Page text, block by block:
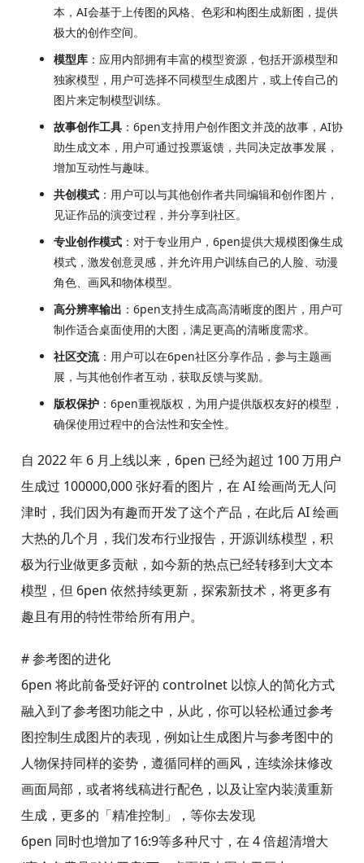
本，AI会基于上传图的风格、色彩和构图生成新图，提供
极大的创作空间。
模型库 ：应用内部拥有丰富的模型资源，包括开源模型和
独家模型，用户可选择不同模型生成图片，或上传自己的
图片来定制模型训练。
故事创作工具 ：6pen支持用户创作图文并茂的故事，AI协
助生成文本，用户可通过投票返馈，共同决定故事发展，
增加互动性与趣味。
共创模式 ：用户可以与其他创作者共同编辑和创作图片，
见证作品的演变过程，并分享到社区。
专业创作模式 ：对于专业用户，6pen提供大规模图像生成
模式，激发创意灵感，并允许用户训练自己的人脸、动漫
角色、画风和物体模型。
高分辨率输出 ：6pen支持生成高高清晰度的图片，用户可
制作适合桌面使用的大图，满足更高的清晰度需求。
社区交流：用户可以在6pen社区分享作品，参与主题画
展，与其他创作者互动，获取反馈与奖励。
版权保护 ：6pen重视版权，为用户提供版权友好的模型，
确保使用过程中的合法性和安全性。
自 2022 年 6 月上线以来，6pen 已经为超过 100 万用户
生成过 100000,000 张好看的图片，在 AI 绘画尚无人问
津时，我们因为有趣而开发了这个产品，在此后 AI 绘画
大热的几个月，我们发布行业报告，开源训练模型，积
极为行业做更多贡献，如今新的热点已经转移到大文本
模型，但 6pen 依然持续更新，探索新技术，将更多有
趣且有用的特性带给所有用户。
# 参考图的进化
6pen 将此前备受好评的 controlnet 以惊人的简化方式
融入到了参考图功能之中，从此，你可以轻松通过参考
图控制生成图片的表现，例如让生成图片与参考图中的
人物保持同样的姿势，遵循同样的画风，连续涂抹修改
画面局部，或者将线稿进行配色，以及让室内装潢重新
生成，更多的「精准控制」，等你去发现
6pen 同时也增加了16:9等多种尺寸，在 4 倍超清增大